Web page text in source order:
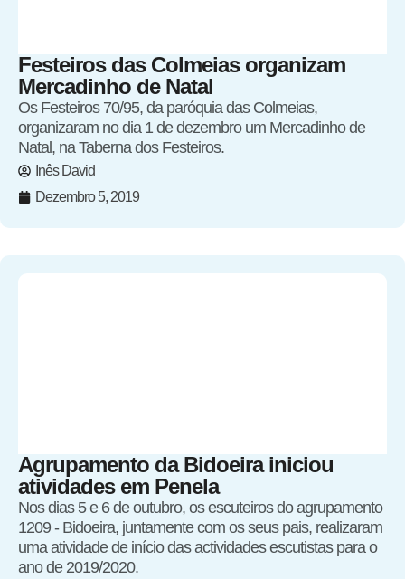
Festeiros das Colmeias organizam
Mercadinho de Natal
Os Festeiros 70/95, da paróquia das Colmeias,
organizaram no dia 1 de dezembro um Mercadinho de
Natal, na Taberna dos Festeiros.
Inês David
Dezembro 5, 2019
Agrupamento da Bidoeira iniciou
atividades em Penela
Nos dias 5 e 6 de outubro, os escuteiros do agrupamento
1209 - Bidoeira, juntamente com os seus pais, realizaram
uma atividade de início das actividades escutistas para o
ano de 2019/2020.